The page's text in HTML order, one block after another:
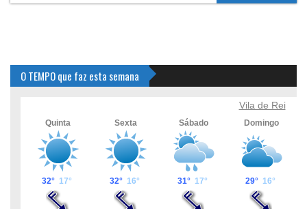
O TEMPO que faz esta semana
Vila de Rei